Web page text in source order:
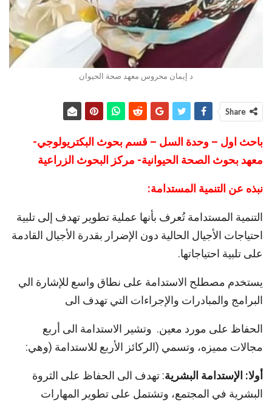
د إيمان محروس معهد صحة الحيوان
Share
باحث اول – وحدة السل – قسم بحوث البكتريولوجي-
معهد بحوث الصحة الحيوانية- مركز البحوث الزراعية
نبذه عن التنمية المستدامة:
التنمية المستدامة تُعرف بأنها عملية تطوير تهدف إلى تلبية
احتياجات الأجيال الحالية دون الإضرار بقدرة الأجيال القادمة
على تلبية احتياجاتها.
يستخدم مصطلح الاستدامة على نطاق واسع للإشارة الي
البرامج والمبادرات والإجراءات التي تهدف الى
الحفاظ على مورد معين. وتشير الاستدامة الى أربع
مجالات مميزه، وتسمي (الركائز الأربع للاستدامة (وهي:
أولا: الإستدامة البشرية: تهدف الى الحفاظ على الثروة
البشرية في المجتمع، وتشتمل على تطوير المهارات